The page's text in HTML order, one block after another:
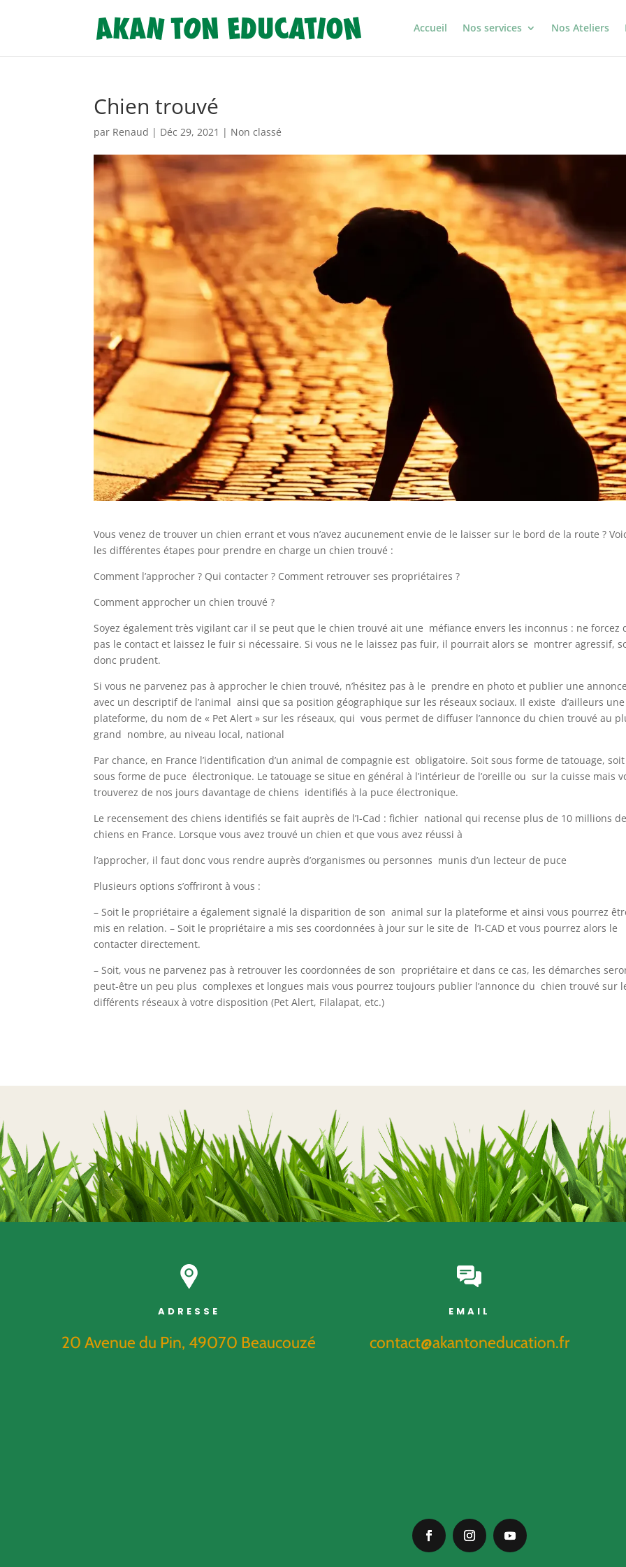
Accueil Nos services Nos Ateliers
Chien trouvé
par Renaud | Déc 29, 2021 | Non classé
Vous venez de trouver un chien errant et vous n’avez aucunement envie de le laisser sur le bord de la route ?
les différentes étapes pour prendre en charge un chien trouvé :
Comment l’approcher ? Qui contacter ? Comment retrouver ses propriétaires ?
Comment approcher un chien trouvé ?
Soyez également très vigilant car il se peut que le chien trouvé ait une méfiance envers les inconnus : ne forcez
pas le contact et laissez le fuir si nécessaire. Si vous ne le laissez pas fuir, il pourrait alors se montrer agressif,
donc prudent.
Si vous ne parvenez pas à approcher le chien trouvé, n’hésitez pas à le prendre en photo et publier une
avec un descriptif de l’animal ainsi que sa position géographique sur les réseaux sociaux. Il existe d’ailleurs une
plateforme, du nom de « Pet Alert » sur les réseaux, qui vous permet de diffuser l’annonce du chien trouvé au
grand nombre, au niveau local, national
Par chance, en France l’identification d’un animal de compagnie est obligatoire. Soit sous forme de tatouage, soit
sous forme de puce électronique. Le tatouage se situe en général à l’intérieur de l’oreille ou sur la cuisse mais
trouverez de nos jours davantage de chiens identifiés à la puce électronique.
Le recensement des chiens identifiés se fait auprès de l’I-Cad : fichier national qui recense plus de 10 millions
chiens en France. Lorsque vous avez trouvé un chien et que vous avez réussi à
l’approcher, il faut donc vous rendre auprès d’organismes ou personnes munis d’un lecteur de puce
Plusieurs options s’offriront à vous :
– Soit le propriétaire a également signalé la disparition de son animal sur la plateforme et ainsi vous pourrez
mis en relation. – Soit le propriétaire a mis ses coordonnées à jour sur le site de l’I-CAD et vous pourrez alors le
contacter directement.
– Soit, vous ne parvenez pas à retrouver les coordonnées de son propriétaire et dans ce cas, les démarches
peut-être un peu plus complexes et longues mais vous pourrez toujours publier l’annonce du chien trouvé sur
différents réseaux à votre disposition (Pet Alert, Filalapat, etc.)
ADRESSE
20 Avenue du Pin, 49070 Beaucouzé
EMAIL
contact@akantoneducation.fr